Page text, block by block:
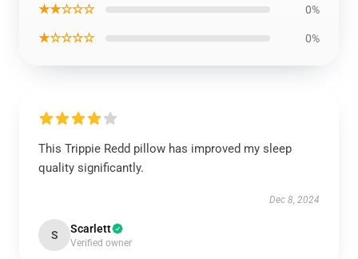
★★☆☆☆ 0%
★☆☆☆☆ 0%
This Trippie Redd pillow has improved my sleep
quality significantly.
Dec 8, 2024
S Scarlett
Verified owner